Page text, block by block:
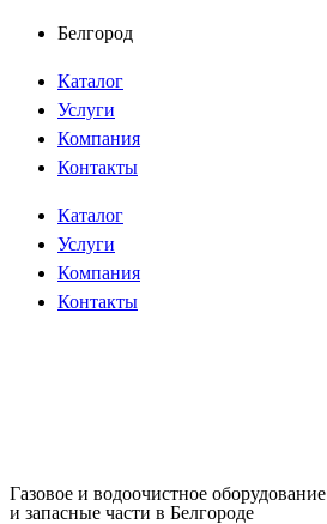
Перейти
содержимому
Белгород
Каталог
Услуги
Компания
Контакты
Каталог
Услуги
Компания
Контакты
Газовое и водоочистное оборудование
и запасные части в Белгороде